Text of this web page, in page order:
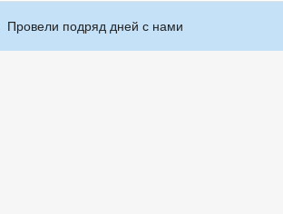
Провели подряд дней с нами